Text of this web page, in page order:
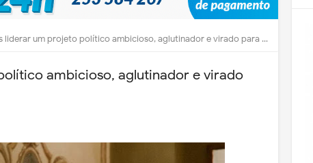
liderar um projeto político ambicioso, aglutinador e virado para o futuro
ambicioso, aglutinador e virado